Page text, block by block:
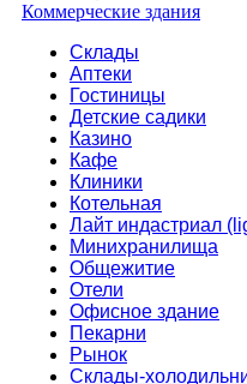
Коммерческие здания
Склады
Аптеки
Гостиницы
Детские садики
Казино
Кафе
Клиники
Котельная
Лайт индастриал
Минихранилища
Общежитие
Отели
Офисное здание
Пекарни
Рынок
Склады-